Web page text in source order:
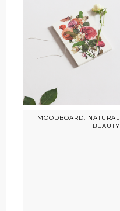
MOODBOARD: NATURAL
BEAUTY